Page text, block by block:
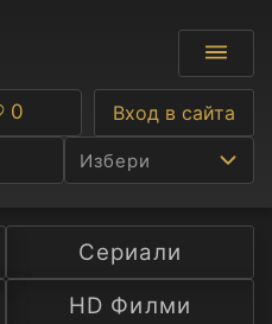
Избери
Ф
С
Любими
0 Вход в сайта
Сериали
HD Филми